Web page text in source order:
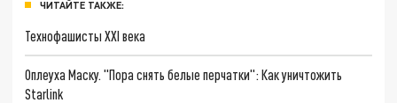
ЧИТАЙТЕ ТАКЖЕ:
Технофашисты XXI века
Оплеуха Маску. "Пора снять белые перчатки": Как уничтожить
Starlink